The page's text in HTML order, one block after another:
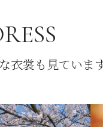
衣裳も見ていま